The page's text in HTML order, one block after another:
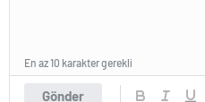
Gönder
En az 10 karakter gerekli